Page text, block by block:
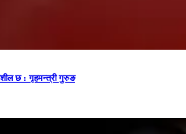
छ : गृहमन्त्री गुरुङ